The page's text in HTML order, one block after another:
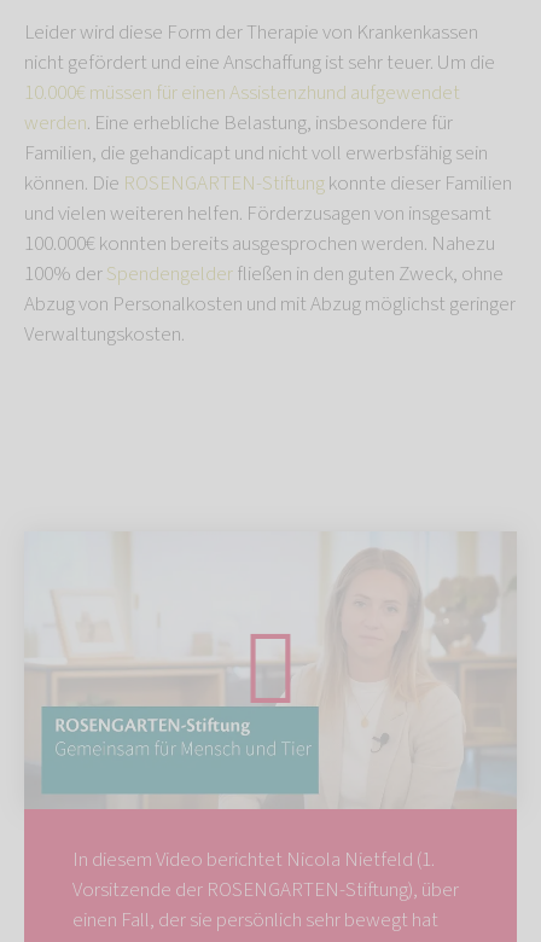
Leider wird diese Form der Therapie von Krankenkassen
nicht gefördert und eine Anschaffung ist sehr teuer. Um die
10.000€ müssen für einen Assistenzhund aufgewendet
werden. Eine erhebliche Belastung, insbesondere für
Familien, die gehandicapt und nicht voll erwerbsfähig sein
können. Die ROSENGARTEN-Stiftungkonnte dieser Familien
und vielen weiteren helfen. Förderzusagen von insgesamt
100.000€ konnten bereits ausgesprochen werden. Nahezu
100% derSpendengelderfließen in den guten Zweck, ohne
Abzug von Personalkosten und mit Abzug möglichst geringer
Verwaltungskosten.
In diesem Video berichtet Nicola Nietfeld (1.
Vorsitzende der ROSENGARTEN-Stiftung), über
einen Fall, der sie persönlich sehr bewegt hat